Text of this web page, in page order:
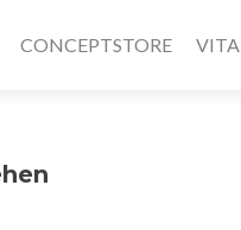
CONCEPTSTORE VITA